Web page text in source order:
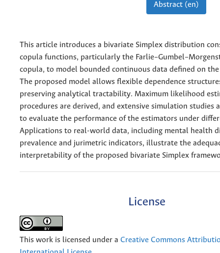
Abstract (en)
This article introduces a bivariate Simplex distribution
copula functions, particularly the
copula, to model bounded continuous data defined on
The proposed model allows flexible dependence
preserving analytical tractability. Maximum likelihood
procedures are derived, and extensive simulation studies
to evaluate the performance of the estimators under
Applications to real-world data, including mental health
prevalence and jurimetric indicators, illustrate the
interpretability of the proposed bivariate Simplex
License
This work is licensed under a Creative Commons